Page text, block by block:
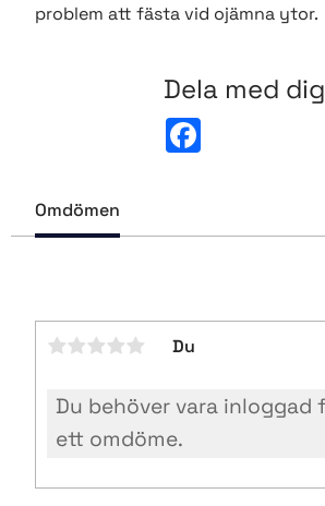
problem att fästa vid ojämna ytor.
Dela med dig
o
Omdömen
Du